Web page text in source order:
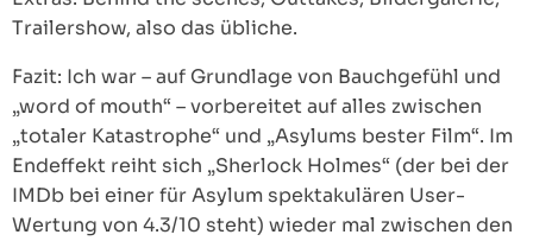
Trailershow, also das übliche.
Fazit: Ich war – auf Grundlage von Bauchgefühl und
„word of mouth“ – vorbereitet auf alles zwischen
„totaler Katastrophe“ und „Asylums bester Film“. Im
Endeffekt reiht sich „Sherlock Holmes“ (der bei der
IMDb bei einer für Asylum spektakulären User-
Wertung von 4.3/10 steht) wieder mal zwischen den